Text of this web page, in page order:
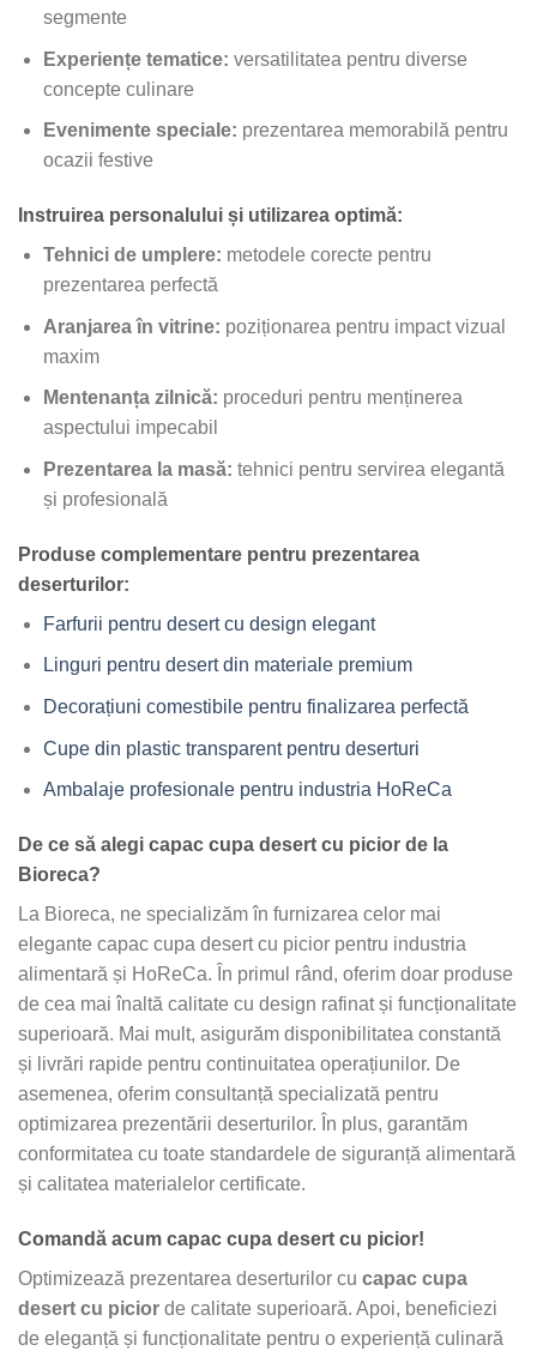
segmente
Experiențe tematice: versatilitatea pentru diverse
concepte culinare
Evenimente speciale: prezentarea memorabilă pentru
ocazii festive
Instruirea personalului și utilizarea optimă:
Tehnici de umplere: metodele corecte pentru
prezentarea perfectă
Aranjarea în vitrine: poziționarea pentru impact vizual
maxim
Mentenanța zilnică: proceduri pentru menținerea
aspectului impecabil
Prezentarea la masă: tehnici pentru servirea elegantă
și profesională
Produse complementare pentru prezentarea
deserturilor:
Farfurii pentru desert cu design elegant
Linguri pentru desert din materiale premium
Decorațiuni comestibile pentru finalizarea perfectă
Cupe din plastic transparent pentru deserturi
Ambalaje profesionale pentru industria HoReCa
De ce să alegi capac cupa desert cu picior de la
Bioreca?
La Bioreca, ne specializăm în furnizarea celor mai
elegante capac cupa desert cu picior pentru industria
alimentară și HoReCa. În primul rând, oferim doar produse
de cea mai înaltă calitate cu design rafinat și funcționalitate
superioară. Mai mult, asigurăm disponibilitatea constantă
și livrări rapide pentru continuitatea operațiunilor. De
asemenea, oferim consultanță specializată pentru
optimizarea prezentării deserturilor. În plus, garantăm
conformitatea cu toate standardele de siguranță alimentară
și calitatea materialelor certificate.
Comandă acum capac cupa desert cu picior!
Optimizează prezentarea deserturilor cu capac cupa
desert cu picior de calitate superioară. Apoi, beneficiezi
de eleganță și funcționalitate pentru o experiență culinară